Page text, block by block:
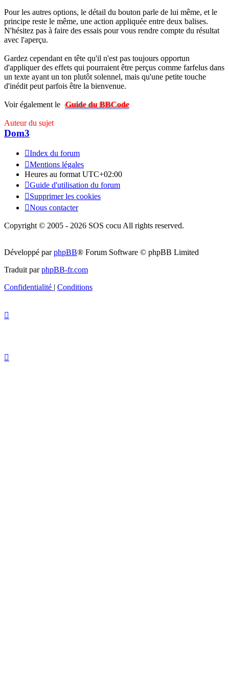
Pour les autres options, le détail du bouton parle de lui même, et le
principe reste le même, une action appliquée entre deux balises.
N'hésitez pas à faire des essais pour vous rendre compte du résultat
avec l'aperçu.
Gardez cependant en tête qu'il n'est pas toujours opportun
d'appliquer des effets qui pourraient être perçus comme farfelus dans
un texte ayant un ton plutôt solennel, mais qu'une petite touche
d'inédit peut parfois être la bienvenue.
Voir également le Guide du BBCode
Auteur du sujet
Dom3
Index du forum
Mentions légales
Heures au format UTC+02:00
Guide d'utilisation du forum
Supprimer les cookies
Nous contacter
Copyright © 2005 - 2026 SOS cocu All rights reserved.
Développé parphpBB® Forum Software © phpBB Limited
Traduit parphpBB-fr.com
Confidentialité | Conditions